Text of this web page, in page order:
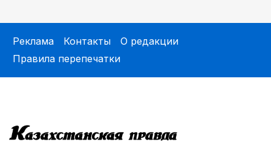
Реклама Контакты
О редакции
Правила перепечатки